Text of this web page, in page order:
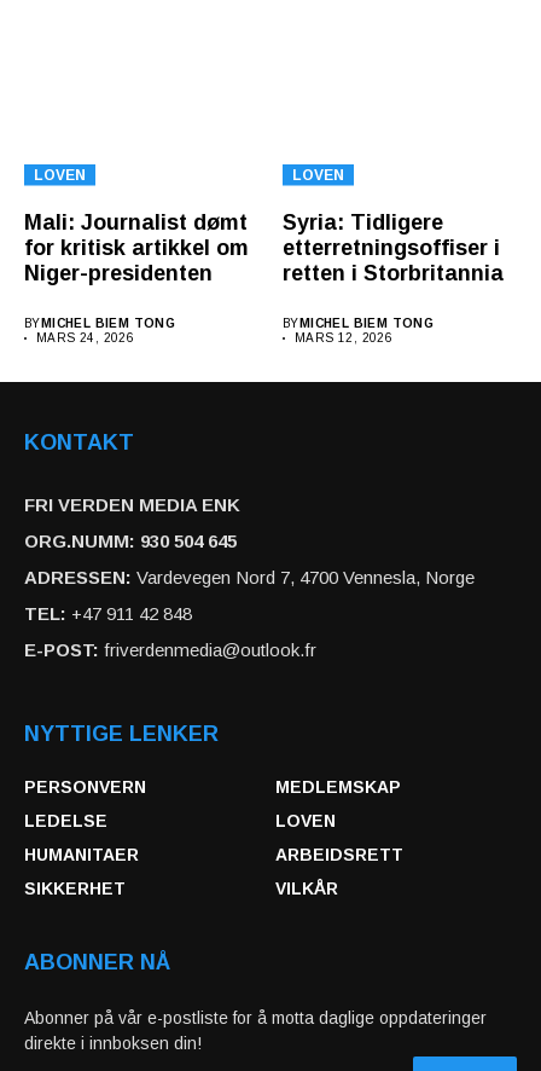
LOVEN
Mali: Journalist dømt
for kritisk artikkel om
Niger-presidenten
BY MICHEL BIEM TONG
MARS 24, 2026
LOVEN
Syria: Tidligere
etterretningsoffiser i
retten i Storbritannia
BY MICHEL BIEM TONG
MARS 12, 2026
KONTAKT
FRI VERDEN MEDIA ENK
ORG.NUMM: 930 504 645
ADRESSEN: Vardevegen Nord 7, 4700 Vennesla, Norge
TEL: +47 911 42 848
E-POST: friverdenmedia@outlook.fr
NYTTIGE LENKER
PERSONVERN
MEDLEMSKAP
LEDELSE
LOVEN
HUMANITAER
ARBEIDSRETT
SIKKERHET
VILKÅR
ABONNER NÅ
Abonner på vår e-postliste for å motta daglige oppdateringer
direkte i innboksen din!